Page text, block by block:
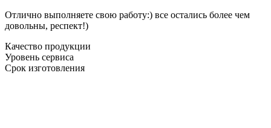
Отлично выполняете свою работу:) все остались более чем
довольны, респект!)
Качество продукции
Уровень сервиса
Срок изготовления